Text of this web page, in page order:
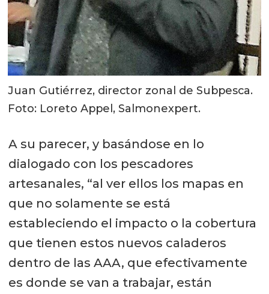
Juan Gutiérrez, director zonal de Subpesca.
Foto: Loreto Appel, Salmonexpert.
A su parecer, y basándose en lo
dialogado con los pescadores
artesanales, “al ver ellos los mapas en
que no solamente se está
estableciendo el impacto o la cobertura
que tienen estos nuevos caladeros
dentro de las AAA, que efectivamente
es donde se van a trabajar, están